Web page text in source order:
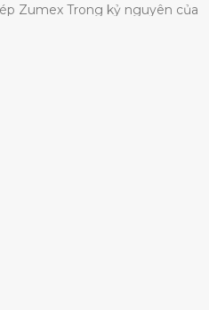
Zumex Trong kỷ nguyên của